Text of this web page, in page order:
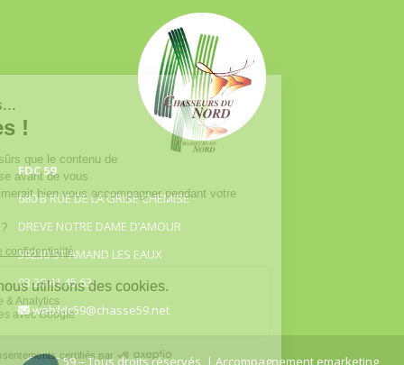
FDC 59
680 B RUE DE LA GRISE CHEMISE
DREVE NOTRE DAME D’AMOUR
59230 ST AMAND LES EAUX
03.20.41.45.63
webfdc59@chasse59.net
© FDC 59 – Tous droits réservés | Accompagnement emarketing